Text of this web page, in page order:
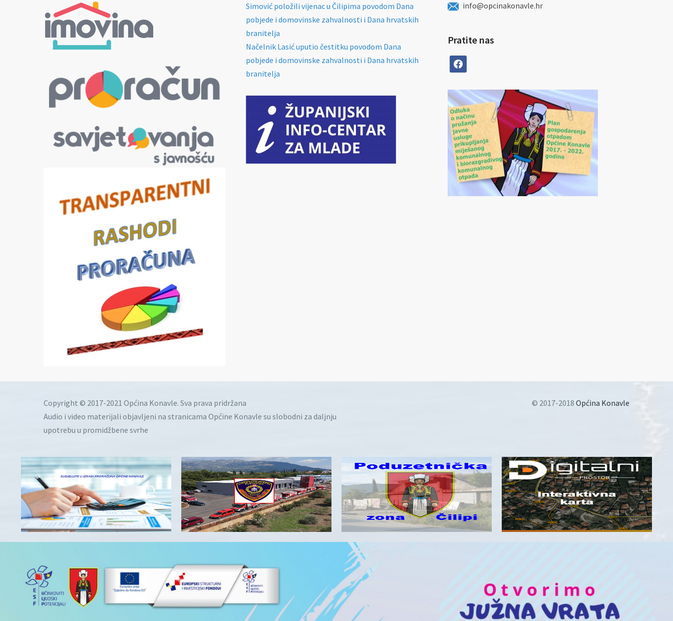
Simović položili vijenac u Čilipima povodom Dana
pobjede i domovinske zahvalnosti i Dana hrvatskih
branitelja
Načelnik Lasić uputio čestitku povodom Dana
pobjede i domovinske zahvalnosti i Dana hrvatskih
branitelja
info@opcinakonavle.hr
Pratite nas
facebook
Copyright © 2017-2021 Općina Konavle. Sva prava pridržana
Audio i video materijali objavljeni na stranicama Općine Konavle su slobodni za daljnju
upotrebu u promidžbene svrhe
© 2017-2018 Općina Konavle